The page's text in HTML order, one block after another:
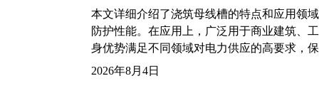
本文详细介绍了浇筑母线槽的特点和应用领
防护性能。在应用上，广泛用于商业建筑、
身优势满足不同领域对电力供应的高要求，
2026年8月4日